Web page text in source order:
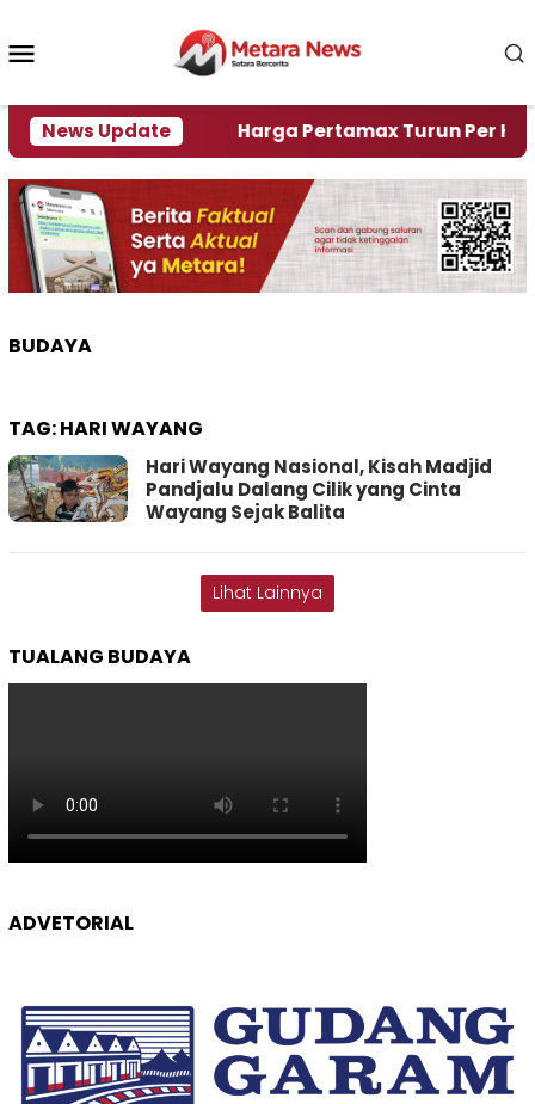
konten
News Update
Krisi Air Harga Pertamax Turun Per Hari Ini,
BUDAYA
TAG:HARI WAYANG
Hari Wayang Nasional, Kisah Madjid
Pandjalu Dalang Cilik yang Cinta
Wayang Sejak Balita
Lihat Lainnya
TUALANG BUDAYA
ADVETORIAL